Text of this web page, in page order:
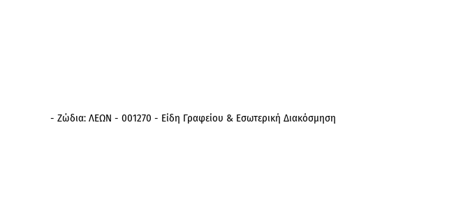
- Ζώδια: ΛΕΩΝ - 001270 - Είδη Γραφείου & Εσωτερική Διακόσμηση